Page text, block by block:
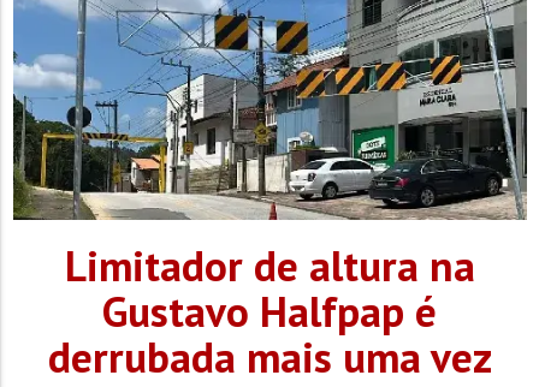
Limitador de altura na
Gustavo Halfpap é
derrubada mais uma vez